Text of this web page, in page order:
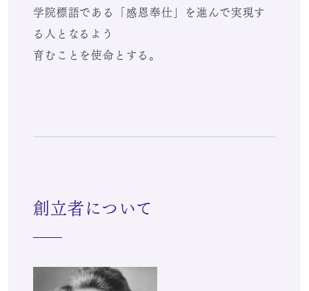
学院標語である「感恩奉仕」を進んで実現す
る人となるよう
育むことを使命とする。
創立者について